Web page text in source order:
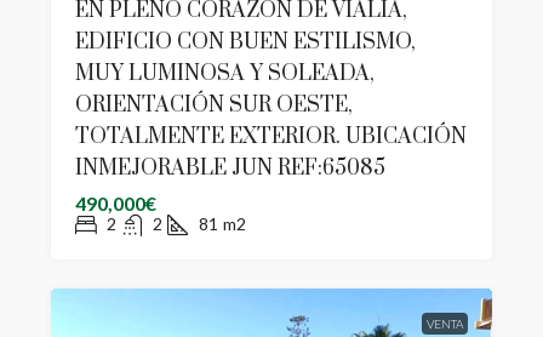
EN PLENO CORAZÓN DE VIALIA,
EDIFICIO CON BUEN ESTILISMO,
MUY LUMINOSA Y SOLEADA,
ORIENTACIÓN SUR OESTE,
TOTALMENTE EXTERIOR. UBICACIÓN
INMEJORABLE JUN REF:65085
490,000€
2 2 81 m2
VENTA